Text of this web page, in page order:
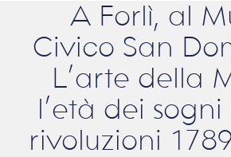
A Forlì, al
Civico San
L’arte della
l’età dei
rivoluzioni